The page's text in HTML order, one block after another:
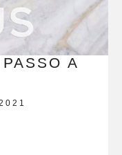
A